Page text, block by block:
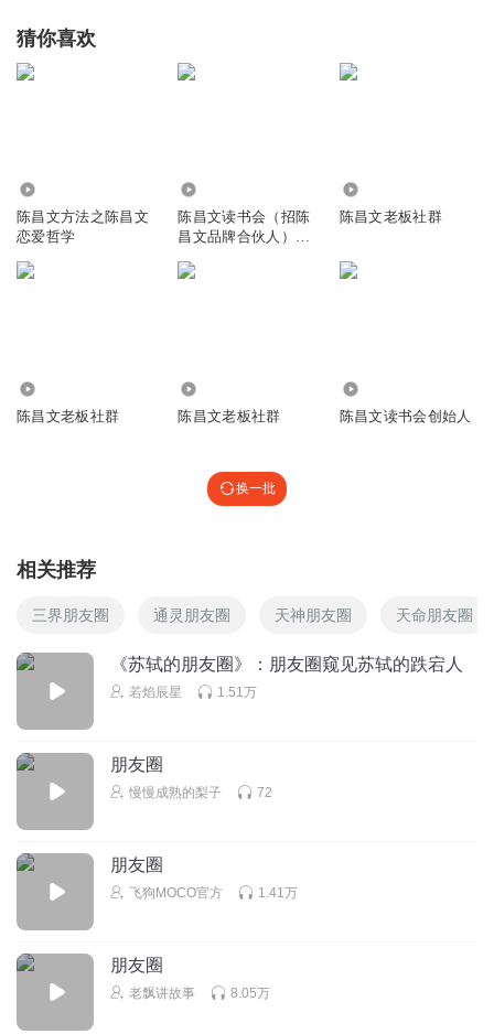
猜你喜欢
陈昌文方法之陈昌文
恋爱哲学
陈昌文读书会（招陈
昌文品牌合伙人）
陈昌文老板社群
陈昌文老板社群 陈昌文老板社群 陈昌文读书会创始人
换一批
相关推荐
三界朋友圈 通灵朋友圈 天神朋友圈 天命朋友圈
《苏轼的朋友圈》：朋友圈窥见苏轼的跌宕人
若焰辰星 1.51万
朋友圈
慢慢成熟的梨子 72
朋友圈
飞狗MOCO官方 1.41万
朋友圈
老飘讲故事 8.05万